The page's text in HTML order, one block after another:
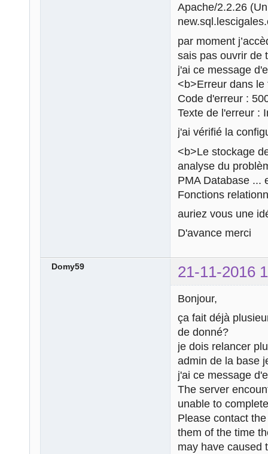
Apache/2.2.26
par moment
sais pas ouvrir de
j'ai ce message
<b>Erreur dans
Code d'erreur :
Texte de l'erreur :
j'ai vérifié la
<b>Le stockage
analyse du
PMA Database ...
Fonctions
auriez vous une
D'avance merci
Domy59 21-11-2016
Bonjour,
ça fait déjà
de donné?
je dois relancer
admin de la base
j'ai ce message
The server
unable to
Please contact
them of the time
may have caused